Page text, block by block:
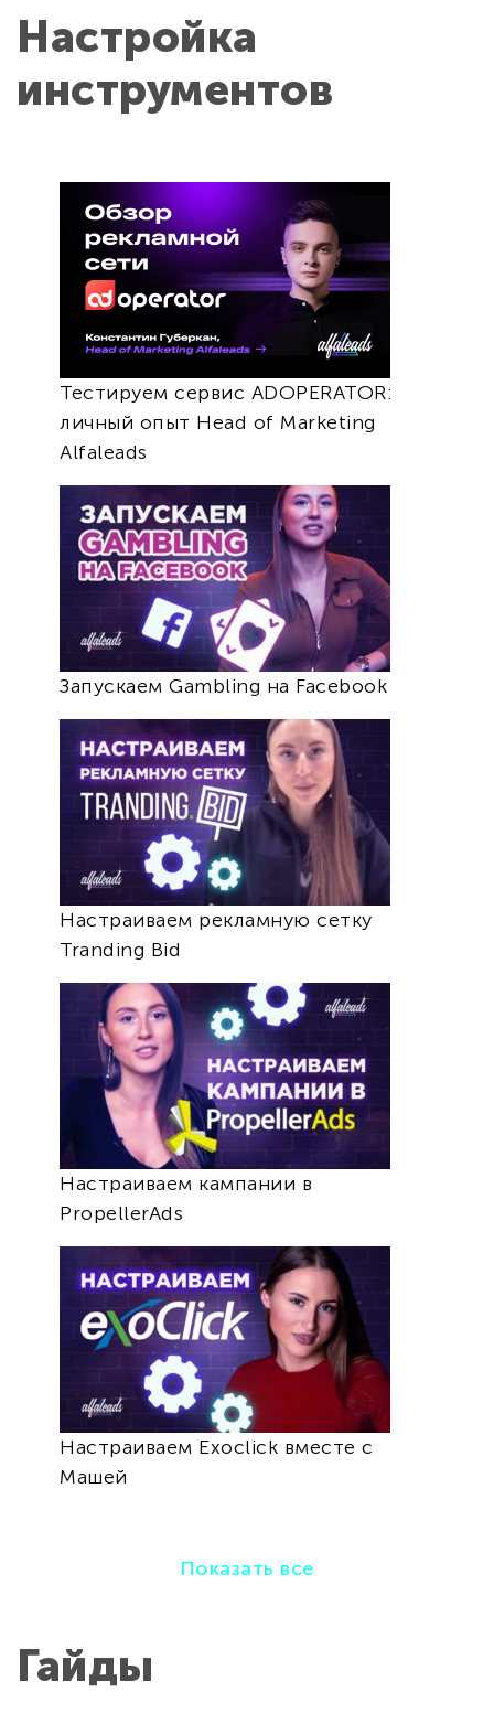
Настройка
инструментов
Тестируем сервис ADOPERATOR:
личный опыт Head of Marketing
Alfaleads
Запускаем Gambling на Facebook
Настраиваем рекламную сетку
Tranding Bid
Настраиваем кампании в
PropellerAds
Настраиваем Exoclick вместе с
Машей
Показать все
Гайды